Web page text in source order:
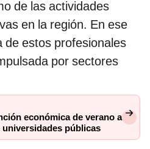
de las actividades
en la región. En ese
de estos profesionales
por sectores
económica de verano a
universidades públicas